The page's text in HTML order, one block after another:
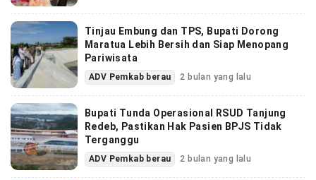
Tinjau Embung dan TPS, Bupati Dorong
Maratua Lebih Bersih dan Siap Menopang
Pariwisata
ADV Pemkab berau 2 bulan yang lalu
Bupati Tunda Operasional RSUD Tanjung
Redeb, Pastikan Hak Pasien BPJS Tidak
Terganggu
ADV Pemkab berau 2 bulan yang lalu